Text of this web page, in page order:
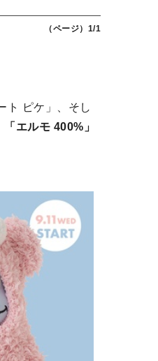
（ページ）1/1
ト ピケ」、そし
「エルモ 400%」